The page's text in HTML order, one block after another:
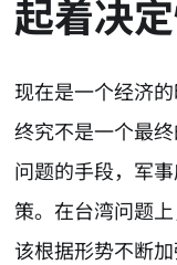
起着决
现在是一个经济
终究不是一个最
问题的手段，军
策。在台湾问题
该根据形势不断